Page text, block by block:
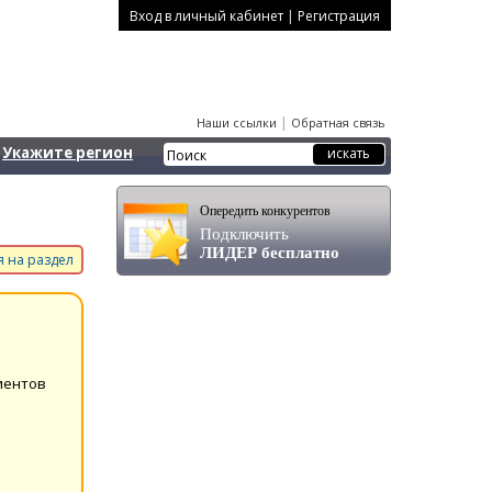
Вход в личный кабинет | Регистрация
Наши ссылки | Обратная связь
Укажите регион
на раздел
Опередить конкурентов
Подключить
ЛИДЕР бесплатно